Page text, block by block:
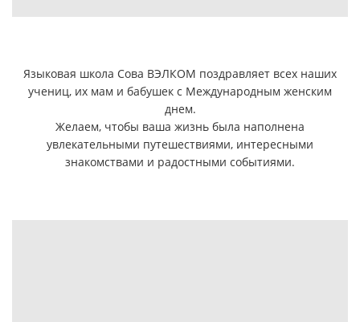
Языковая школа Сова ВЭЛКОМ поздравляет всех наших
учениц, их мам и бабушек с Международным женским
днем.
Желаем, чтобы ваша жизнь была наполнена
увлекательными путешествиями, интересными
знакомствами и радостными событиями.